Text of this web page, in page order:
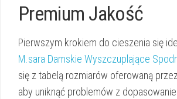
Premium Jakość
Pierwszym krokiem do cieszenia się
M.sara Damskie Wyszczuplające
się z tabelą rozmiarów oferowaną
aby uniknąć problemów z